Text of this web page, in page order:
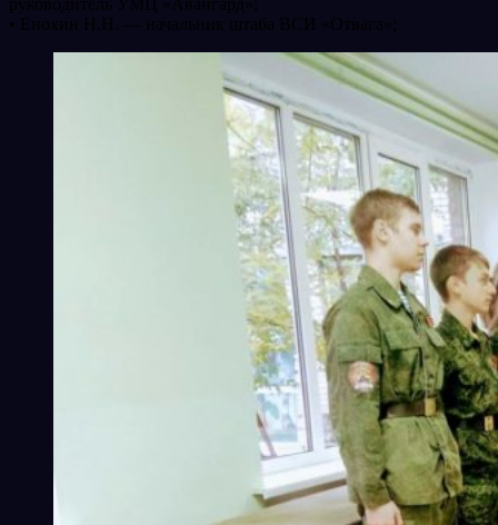
• Енохин Н.Н. — начальник штаба ВСИ «Отвага»;